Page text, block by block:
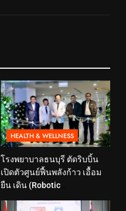
HEALTH & WELLNESS
โรงพยาบาลธนบุรี ตัดริบบิ้น
เปิดตัวศูนย์ฟื้นพลังก้าว เอื้อม
ยืน เดิน (Robotic